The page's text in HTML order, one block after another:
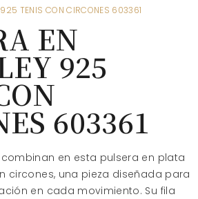
925 TENIS CON CIRCONES 603361
EN
925
603361
en esta pulsera en plata
circones, una pieza diseñada para
en cada movimiento. Su fila